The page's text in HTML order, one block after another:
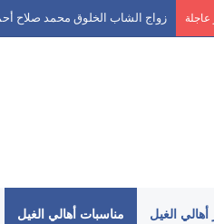
عاجلة زواج الشاب الخلوق عبدالله سعيد
أهالي الغيل مناسبات أهالي الغيل